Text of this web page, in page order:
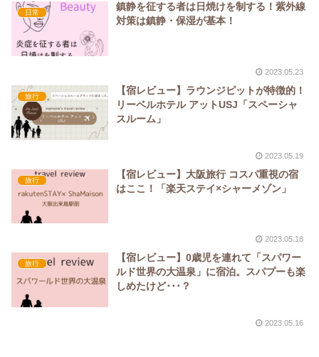
日常
鎮静を征する者は日焼けを制する！紫外線
対策は鎮静・保湿が基本！
2023.05.23
旅行
【宿レビュー】ラウンジピットが特徴的！
リーベルホテル アットUSJ「スペーシャ
スルーム」
2023.05.19
旅行
【宿レビュー】大阪旅行 コスパ重視の宿
はここ！「楽天ステイ×シャーメゾン」
2023.05.18
旅行
【宿レビュー】0歳児を連れて「スパワー
ルド世界の大温泉」に宿泊。スパプーも楽
しめたけど･･･？
2023.05.16